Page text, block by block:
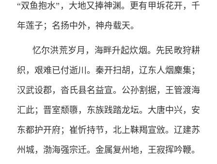
“双鱼抱水”，大地又捧神渊。更有甲坼花开，千
年莲子；名扬中外，神舟载天。
忆尔洪荒岁月，海畔升起炊烟。先民畋狩耕
织，艰难已付逝川。秦开扫胡，辽东人烟麇集；
汉武设郡，沓氏县名益宣。公孙割据，王管渡海
汇此；晋室颓隳，东族践踏龙坛。大唐中兴，安
东都护开府；崔忻持节，北上靺羯宣攽。辽建苏
州城，渤海强宗迁。金属复州地，王寂挥吟鞭。